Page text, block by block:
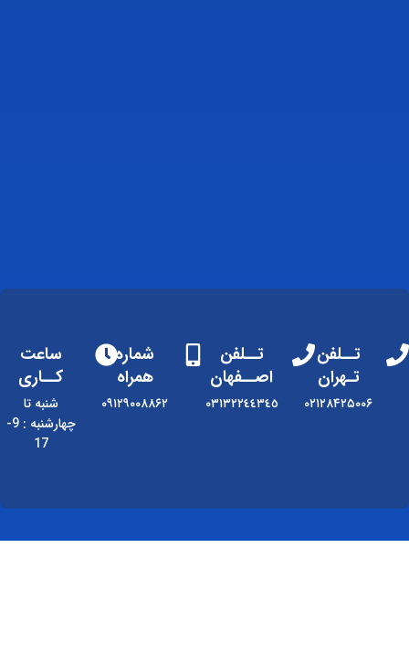
تــلفن
تـهران
۰۲۱۲۸۴۲۵۰۰۶
تــلفن
اصــفهان
٠٣١٣٢٢٤٤٣٤٥
شماره
همراه
۰۹۱۲۹۰۰۸۸۶۲
ساعت
کــاری
شنبه تا
چهارشنبه : 9-
17